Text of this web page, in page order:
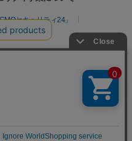
セキュリティ24」
断